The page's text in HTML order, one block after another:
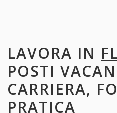
LAVORA IN
POSTI
CARRIERA,
PRATICA